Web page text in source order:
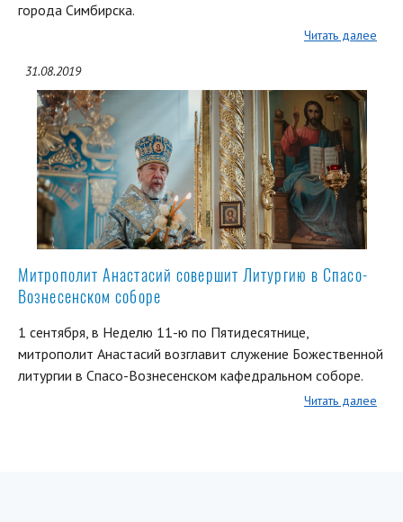
города Симбирска.
Читать далее
31.08.2019
Митрополит Анастасий совершит Литургию в Спасо-
Вознесенском соборе
1 сентября, в Неделю 11-ю по Пятидесятнице,
митрополит Анастасий возглавит служение Божественной
литургии в Спасо-Вознесенском кафедральном соборе.
Читать далее